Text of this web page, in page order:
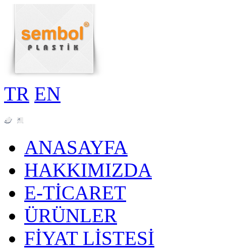
TR EN
ANASAYFA
HAKKIMIZDA
E-TİCARET
ÜRÜNLER
FİYAT LİSTESİ